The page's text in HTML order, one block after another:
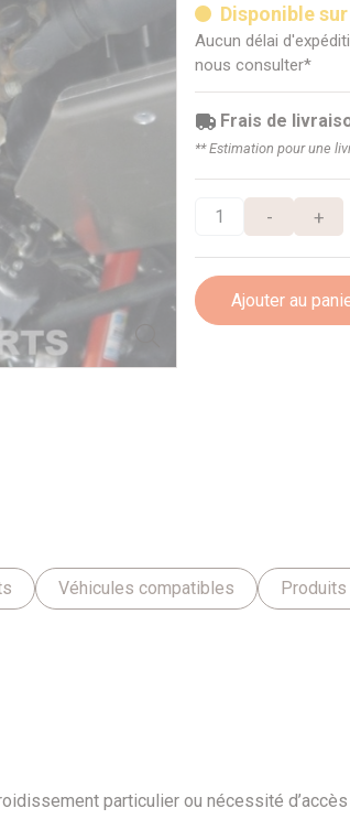
Disponible
Aucun délai
nous consulter*
Frais de
** Estimation pour une
- +
Ajouter au
Véhicules compatibles
particulier ou nécessité